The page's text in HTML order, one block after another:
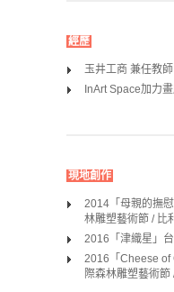
經歷
玉井工商 兼任教師
InArt Space加力
現地創作
2014「母親的撫
林雕塑藝術節 / 比
2016「津織星」
2016「Cheese of
際森林雕塑藝術節